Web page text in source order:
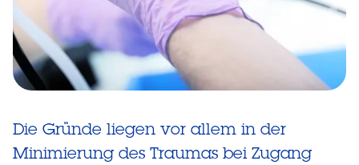
Die Gründe liegen vor allem in der
Minimierung des Traumas bei Zugang